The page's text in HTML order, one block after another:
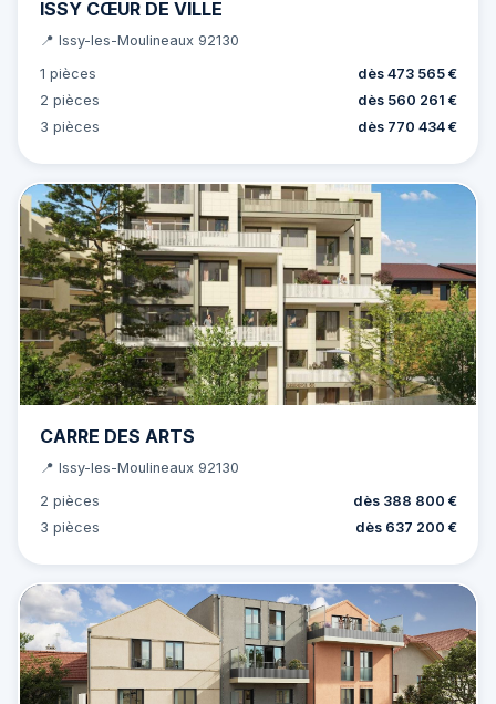
ISSY CŒUR DE VILLE
📍 Issy-les-Moulineaux 92130
1 pièces
dès 473 565 €
2 pièces
dès 560 261 €
3 pièces
dès 770 434 €
CARRE DES ARTS
📍 Issy-les-Moulineaux 92130
2 pièces
dès 388 800 €
3 pièces
dès 637 200 €